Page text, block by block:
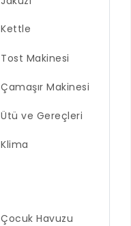
Kettle
Tost Makinesi
Çamaşır Makinesi
Ütü ve Gereçleri
Klima
Çocuk Havuzu